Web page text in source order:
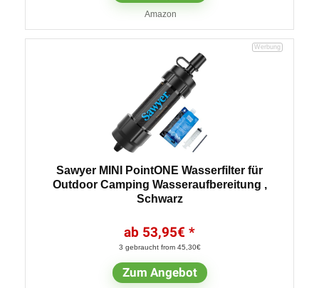
Amazon
Sawyer MINI PointONE Wasserfilter für
Outdoor Camping Wasseraufbereitung ,
Schwarz
53,95€
3 gebraucht from 45,30€
Zum Angebot